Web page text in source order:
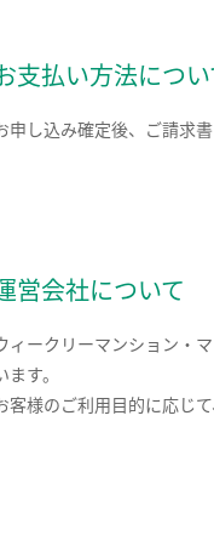
支払い方法につい
申し込み確定後、ご請求
営会社について
ィークリーマンション・
ます。
客様のご利用目的に応じ